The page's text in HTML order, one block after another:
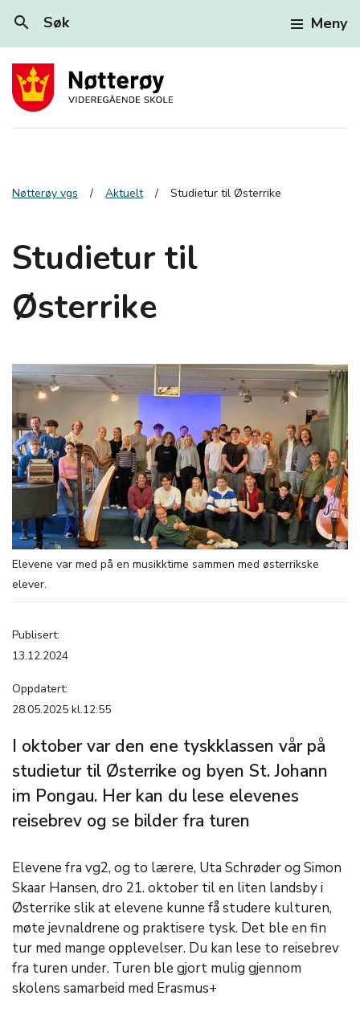
search Søk Meny
Nøtterøy vgs Aktuelt Studietur til Østerrike
Studietur til
Østerrike
Elevene var med på en musikktime sammen med østerrikske
elever.
Publisert:
13.12.2024
Oppdatert:
28.05.2025 kl.12:55
I oktober var den ene tyskklassen vår på
studietur til Østerrike og byen St. Johann
im Pongau. Her kan du lese elevenes
reisebrev og se bilder fra turen
Elevene fra vg2, og to lærere, Uta Schrøder og Simon
Skaar Hansen, dro 21. oktober til en liten landsby i
Østerrike slik at elevene kunne få studere kulturen,
møte jevnaldrene og praktisere tysk. Det ble en fin
tur med mange opplevelser. Du kan lese to reisebrev
fra turen under. Turen ble gjort mulig gjennom
skolens samarbeid med Erasmus+